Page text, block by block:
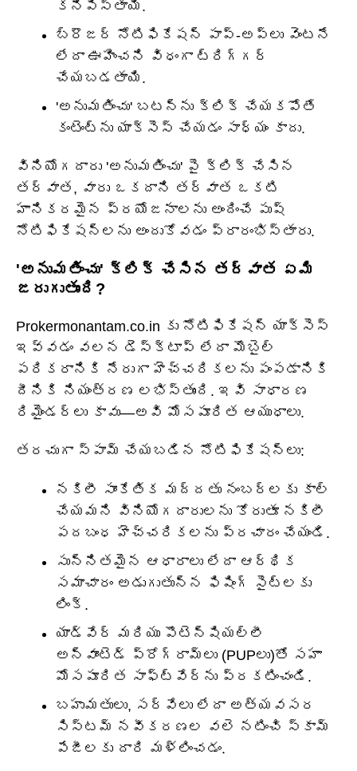
కనిపిస్తాయి.
బ్రౌజర్ నోటిఫికేషన్ పాప్-అప్‌లు వెంటనే
లేదా ఊహించని విధంగా ట్రిగ్గర్
చేయబడతాయి.
'అనుమతించు' బటన్‌ను క్లిక్ చేయకపోతే
కంటెంట్‌ను యాక్సెస్ చేయడం సాధ్యం కాదు.
వినియోగదారు 'అనుమతించు' పై క్లిక్ చేసిన
తర్వాత, వారు ఒకదాని తర్వాత ఒకటి
హానికరమైన ప్రయోజనాలను అందించే పుష్
నోటిఫికేషన్‌లను అందుకోవడం ప్రారంభిస్తారు.
'అనుమతించు' క్లిక్ చేసిన తర్వాత ఏమి
జరుగుతుంది?
Prokermonantam.co.in కు నోటిఫికేషన్ యాక్సెస్
ఇవ్వడం వలన డెస్క్‌టాప్ లేదా మొబైల్
పరికరానికి నేరుగా హెచ్చరికలను పంపడానికి
దీనికి నియంత్రణ లభిస్తుంది. ఇవి సాధారణ
రిమైండర్‌లు కావు—అవి మోసపూరిత ఆయుధాలు.
తరచుగా స్పామ్ చేయబడిన నోటిఫికేషన్‌లు:
నకిలీ సాంకేతిక మద్దతు నంబర్లకు కాల్
చేయమని వినియోగదారులను కోరుతూ నకిలీ
పదబంధ హెచ్చరికలను ప్రచారం చేయండి.
సున్నితమైన ఆధారాలు లేదా ఆర్థిక
సమాచారం అడుగుతున్న ఫిషింగ్ సైట్‌లకు
లింక్.
యాడ్‌వేర్ మరియు పొటెన్షియల్లీ
అన్‌వాంటెడ్ ప్రోగ్రామ్‌లు (PUPలు)తో సహా
మోసపూరిత సాఫ్ట్‌వేర్‌ను ప్రకటించండి.
బహుమతులు, సర్వేలు లేదా అత్యవసర
సిస్టమ్ నవీకరణల వలె నటించి స్కామ్
పేజీలకు దారి మళ్లించడం.